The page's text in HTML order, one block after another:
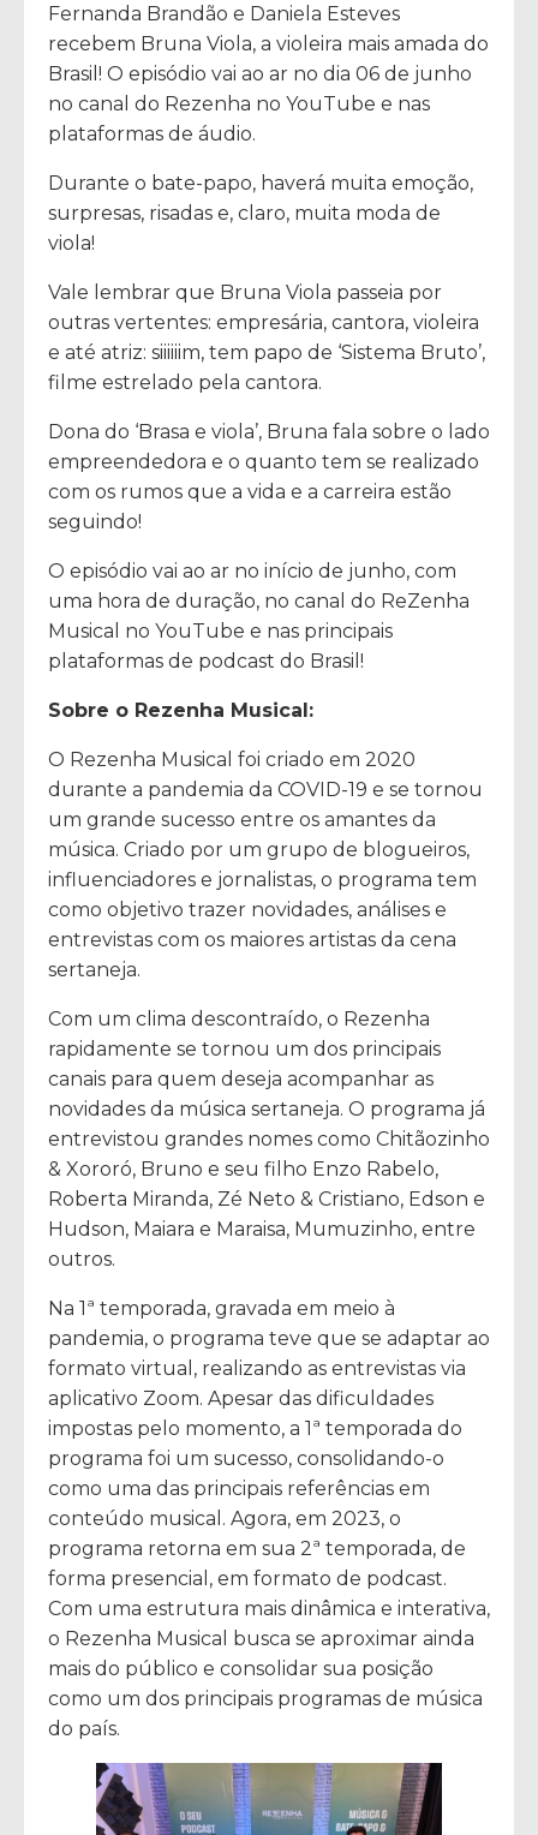
Fernanda Brandão e Daniela Esteves
recebem Bruna Viola, a violeira mais amada do
Brasil! O episódio vai ao ar no dia 06 de junho
no canal do Rezenha no YouTube e nas
plataformas de áudio.
Durante o bate-papo, haverá muita emoção,
surpresas, risadas e, claro, muita moda de
viola!
Vale lembrar que Bruna Viola passeia por
outras vertentes: empresária, cantora, violeira
e até atriz: siiiiiim, tem papo de ‘Sistema Bruto’,
filme estrelado pela cantora.
Dona do ‘Brasa e viola’, Bruna fala sobre o lado
empreendedora e o quanto tem se realizado
com os rumos que a vida e a carreira estão
seguindo!
O episódio vai ao ar no início de junho, com
uma hora de duração, no canal do ReZenha
Musical no YouTube e nas principais
plataformas de podcast do Brasil!
Sobre o Rezenha Musical:
O Rezenha Musical foi criado em 2020
durante a pandemia da COVID-19 e se tornou
um grande sucesso entre os amantes da
música. Criado por um grupo de blogueiros,
influenciadores e jornalistas, o programa tem
como objetivo trazer novidades, análises e
entrevistas com os maiores artistas da cena
sertaneja.
Com um clima descontraído, o Rezenha
rapidamente se tornou um dos principais
canais para quem deseja acompanhar as
novidades da música sertaneja. O programa já
entrevistou grandes nomes como Chitãozinho
& Xororó, Bruno e seu filho Enzo Rabelo,
Roberta Miranda, Zé Neto & Cristiano, Edson e
Hudson, Maiara e Maraisa, Mumuzinho, entre
outros.
Na 1ª temporada, gravada em meio à
pandemia, o programa teve que se adaptar ao
formato virtual, realizando as entrevistas via
aplicativo Zoom. Apesar das dificuldades
impostas pelo momento, a 1ª temporada do
programa foi um sucesso, consolidando-o
como uma das principais referências em
conteúdo musical. Agora, em 2023, o
programa retorna em sua 2ª temporada, de
forma presencial, em formato de podcast.
Com uma estrutura mais dinâmica e interativa,
o Rezenha Musical busca se aproximar ainda
mais do público e consolidar sua posição
como um dos principais programas de música
do país.